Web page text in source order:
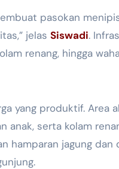
pasokan
jelas Siswadi.
renang, hingga
yang produktif.
anak, serta kolam
hamparan jagung